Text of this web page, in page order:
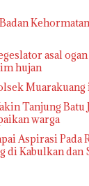
asal
hujan
Tanjung Batu
warga
Aspirasi Pada
di Kabulkan